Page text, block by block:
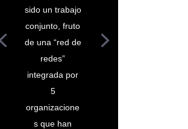
sido un trabajo
conjunto, fruto
de una “red de
redes”
integrada por
5
organizacione
s que han